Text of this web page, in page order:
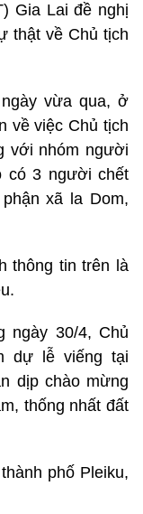
Gia Lai đề nghị
thật về Chủ tịch
vừa qua, ở
về việc Chủ tịch
với nhóm người
có 3 người chết
xã la Dom,
thông tin trên là
ngày 30/4, Chủ
dự lễ viếng tại
dịp chào mừng
thống nhất đất
phố Pleiku,